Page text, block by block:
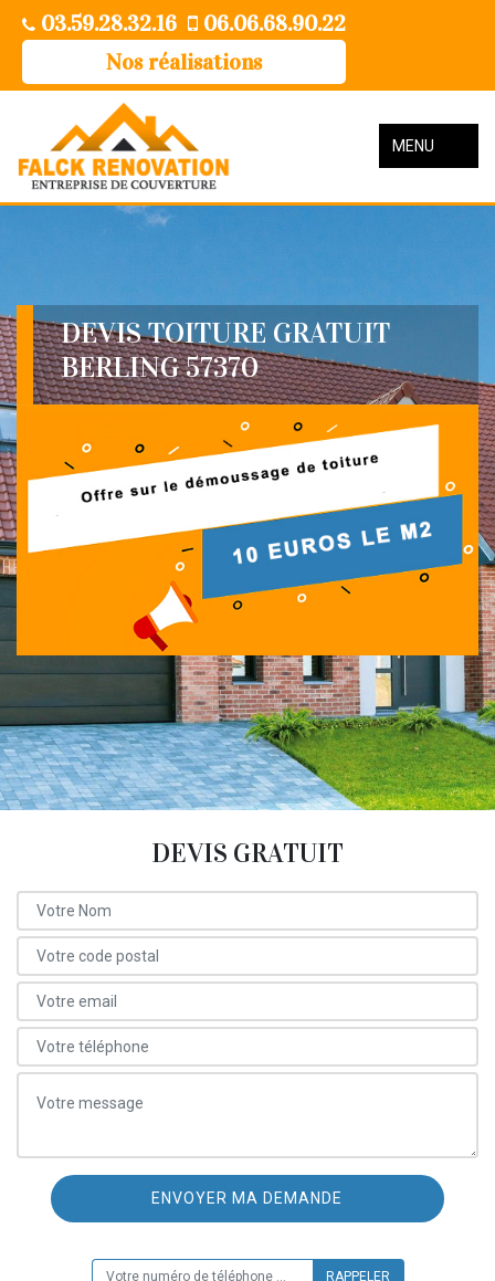
03.59.28.32.16
06.06.68.90.22
Nos réalisations
MENU
DEVIS TOITURE GRATUIT
BERLING 57370
DEVIS GRATUIT